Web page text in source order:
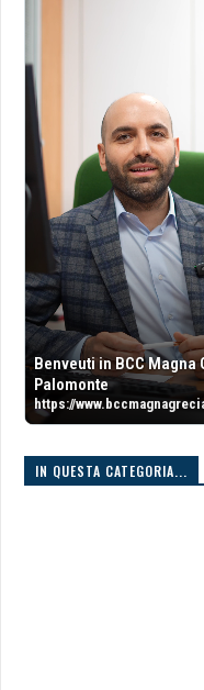
Benveuti in BCC Magna
Palomonte
https://
IN QUESTA CATEGORIA...